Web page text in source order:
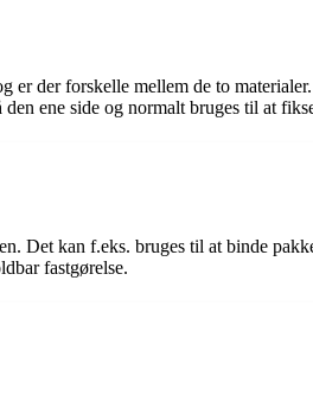
er der forskelle mellem de to
ene side og normalt bruges til at
Det kan f.eks. bruges til at binde
fastgørelse.